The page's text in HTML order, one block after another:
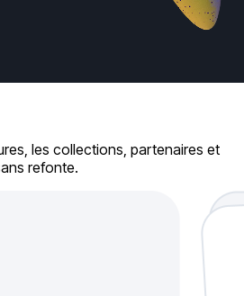
les collections, partenaires et
refonte.